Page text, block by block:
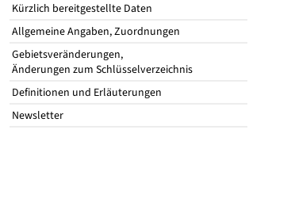
Kürzlich bereitgestellte Daten
Allgemeine Angaben, Zuordnungen
Gebietsveränderungen,
Änderungen zum Schlüsselverzeichnis
Definitionen und Erläuterungen
Newsletter